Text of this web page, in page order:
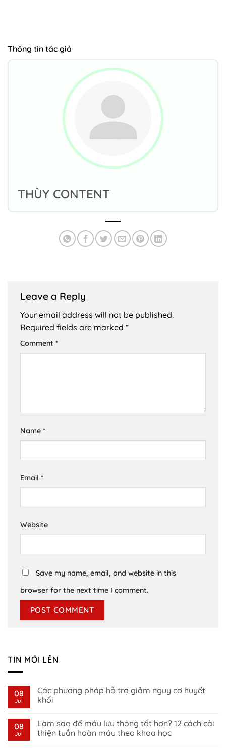
Thông tin tác giả
THÙY CONTENT
Leave a Reply
Your email address will not be published.
Required fields are marked *
Comment *
Name *
Email *
Website
Save my name, email, and website in this
browser for the next time I comment.
TIN MỚI LÊN
08
Jul
Các phương pháp hỗ trợ giảm nguy cơ huyết
khối
on
Các
phương
08
Jul
Làm sao để máu lưu thông tốt hơn? 12 cách cải
thiện tuần hoàn máu theo khoa học